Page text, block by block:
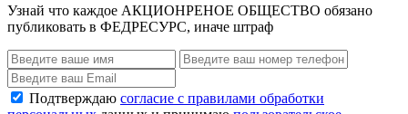
Узнай что каждое АКЦИОНРЕНОЕ ОБЩЕСТВО обязано
публиковать в ФЕДРЕСУРС, иначе штраф
Подтверждаю согласие с правилами обработки